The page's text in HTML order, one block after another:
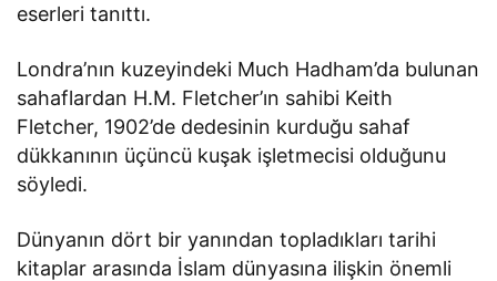
eserleri tanıttı.
Londra’nın kuzeyindeki Much Hadham’da bulunan
sahaflardan H.M. Fletcher’ın sahibi Keith
Fletcher, 1902’de dedesinin kurduğu sahaf
dükkanının üçüncü kuşak işletmecisi olduğunu
söyledi.
Dünyanın dört bir yanından topladıkları tarihi
kitaplar arasında İslam dünyasına ilişkin önemli